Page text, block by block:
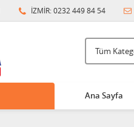
İZMİR: 0232 449 84 54
Ana Sayfa